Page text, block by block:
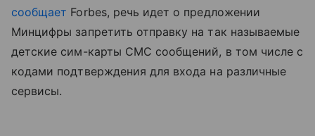
сообщает Forbes, речь идет о предложении
Минцифры запретить отправку на так называемые
детские сим-карты СМС сообщений, в том числе с
кодами подтверждения для входа на различные
сервисы.